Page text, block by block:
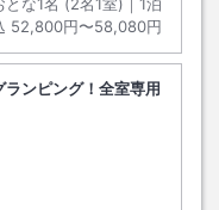
とな1名 (2名1室)｜ 1泊
52,800円〜58,080円
ンピング！全室専用